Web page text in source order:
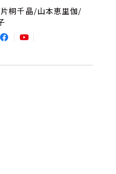
桐千晶/山本恵里伽/